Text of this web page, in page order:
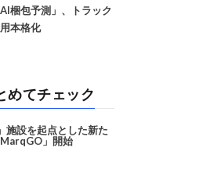
梱包予測」、トラック
本格化
めてチェック
設を起点とした新た
」開始